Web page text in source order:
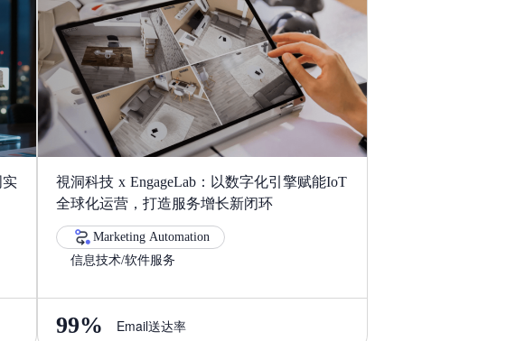
实
視洞科技 x EngageLab：以数字化引擎赋能IoT
全球化运营，打造服务增长新闭环
Marketing Automation
信息技术/软件服务
99% Email送达率